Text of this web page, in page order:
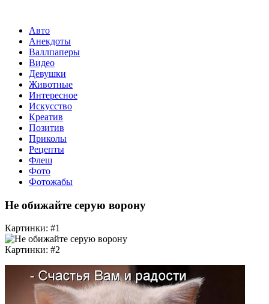
Авто
Анекдоты
Валлпаперы
Видео
Девушки
Животные
Интересное
Искусство
Креатив
Позитив
Приколы
Рецепты
Флеш
Фото
Фотожабы
Не обижайте серую ворону
Картинки: #1
Картинки: #2